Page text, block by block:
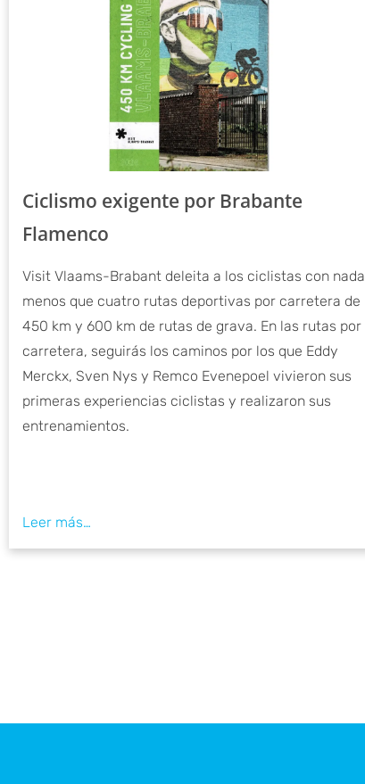
Ciclismo exigente por Brabante
Flamenco
Visit Vlaams-Brabant deleita a los ciclistas con nada
menos que cuatro rutas deportivas por carretera de
450 km y 600 km de rutas de grava. En las rutas por
carretera, seguirás los caminos por los que Eddy
Merckx, Sven Nys y Remco Evenepoel vivieron sus
primeras experiencias ciclistas y realizaron sus
entrenamientos.